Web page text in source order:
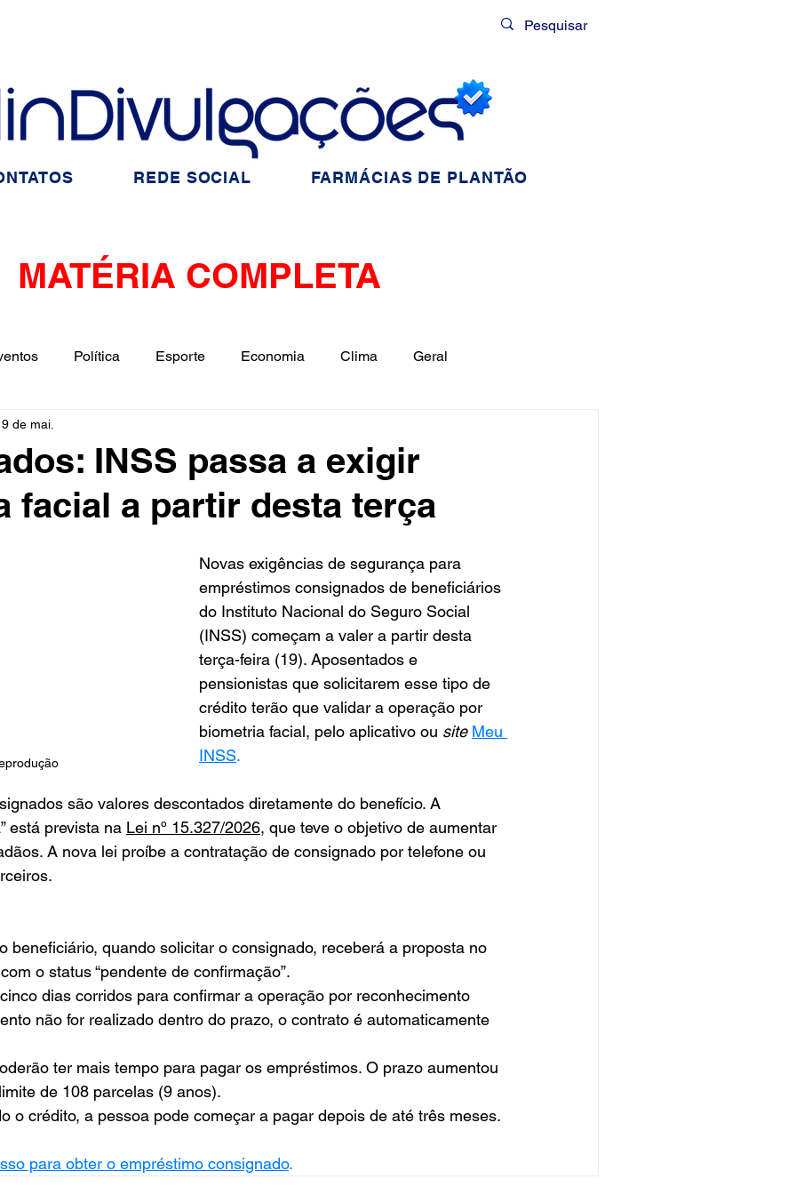
MATÉRIA COMPLETA
Política Esporte Economia Clima Geral
Influencer Luto Artista Seleção Brasileira
Redes Sociais Trânsito Reality Show
INSS passa a exigir
facial a partir desta terça
de mai.
Novas exigências de segurança para
empréstimos consignados de beneficiários
do Instituto Nacional do Seguro Social
(INSS) começam a valer a partir desta
terça-feira (19). Aposentados e
pensionistas que solicitarem esse tipo de
crédito terão que validar a operação por
biometria facial, pelo aplicativo ou site Meu
INSS.
são valores descontados diretamente do benefício. A
está prevista na Lei nº 15.327/2026, que teve o objetivo de aumentar
A nova lei proíbe a contratação de consignado por telefone ou
beneficiário, quando solicitar o consignado, receberá a proposta no
o status “pendente de confirmação”.
dias corridos para confirmar a operação por reconhecimento
não for realizado dentro do prazo, o contrato é automaticamente
ter mais tempo para pagar os empréstimos. O prazo aumentou
de 108 parcelas (9 anos).
o crédito, a pessoa pode começar a pagar depois de até três meses.
para obter o empréstimo consignado.
REDE SOCIAL FARMÁCIAS DE PLANTÃO